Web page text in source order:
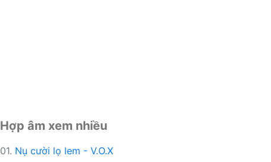
Hợp âm xem nhiều
01. Nụ cười lọ lem - V.O.X